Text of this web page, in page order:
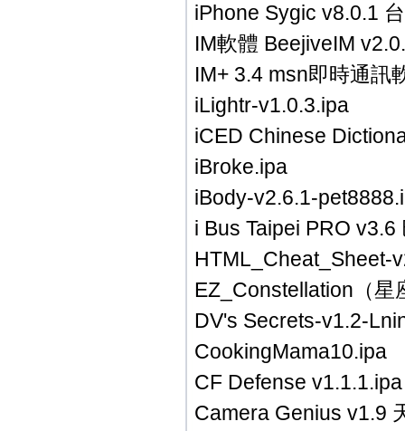
iPhone Sygic v8.0.1
IM軟體 BeejiveIM
IM+ 3.4 msn即時通訊
iLightr-v1.0.3.ipa
iCED Chinese
iBroke.ipa
iBody-v2.6.1-
i Bus Taipei PRO
HTML_Cheat_Sheet-
EZ_Constellation（星
DV's Secrets-v1.2-
CookingMama10.ipa
CF Defense v1.1.1.ipa
Camera Genius v1.9